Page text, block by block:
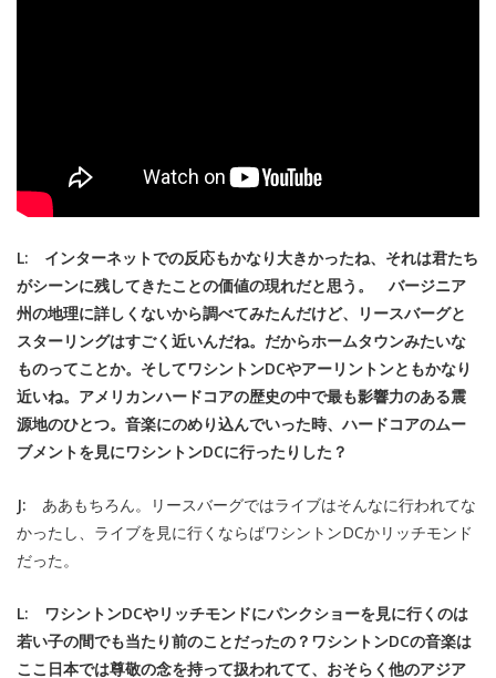
L: インターネットでの反応もかなり大きかったね、それは君たち
がシーンに残してきたことの価値の現れだと思う。 バージニア
州の地理に詳しくないから調べてみたんだけど、リースバーグと
スターリングはすごく近いんだね。だからホームタウンみたいな
ものってことか。そしてワシントンDCやアーリントンともかなり
近いね。アメリカンハードコアの歴史の中で最も影響力のある震
源地のひとつ。音楽にのめり込んでいった時、ハードコアのムー
ブメントを見にワシントンDCに行ったりした？
J: ああもちろん。リースバーグではライブはそんなに行われてな
かったし、ライブを見に行くならばワシントンDCかリッチモンド
だった。
L: ワシントンDCやリッチモンドにパンクショーを見に行くのは
若い子の間でも当たり前のことだったの？ワシントンDCの音楽は
ここ日本では尊敬の念を持って扱われてて、おそらく他のアジア